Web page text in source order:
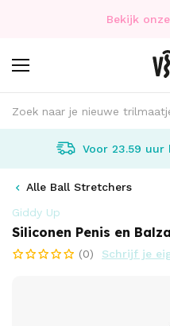
Bekijk onze
Voor 23.59 uur
Alle Ball Stretchers
Giddy Up
Siliconen Penis en
(0) Schrijf je